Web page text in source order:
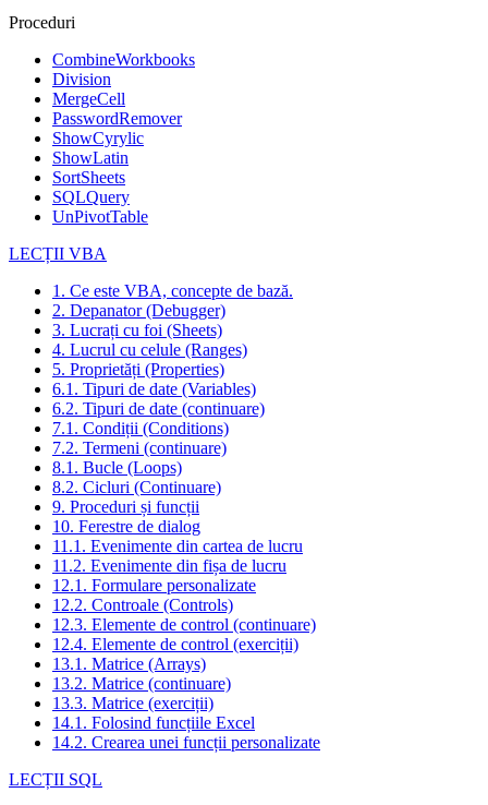
Proceduri
CombineWorkbooks
Division
MergeCell
PasswordRemover
ShowCyrylic
ShowLatin
SortSheets
SQLQuery
UnPivotTable
LECȚII VBA
1. Ce este VBA, concepte de bază.
2. Depanator (Debugger)
3. Lucrați cu foi (Sheets)
4. Lucrul cu celule (Ranges)
5. Proprietăți (Properties)
6.1. Tipuri de date (Variables)
6.2. Tipuri de date (continuare)
7.1. Condiții (Conditions)
7.2. Termeni (continuare)
8.1. Bucle (Loops)
8.2. Cicluri (Continuare)
9. Proceduri și funcții
10. Ferestre de dialog
11.1. Evenimente din cartea de lucru
11.2. Evenimente din fișa de lucru
12.1. Formulare personalizate
12.2. Controale (Controls)
12.3. Elemente de control (continuare)
12.4. Elemente de control (exerciții)
13.1. Matrice (Arrays)
13.2. Matrice (continuare)
13.3. Matrice (exerciții)
14.1. Folosind funcțiile Excel
14.2. Crearea unei funcții personalizate
LECȚII SQL